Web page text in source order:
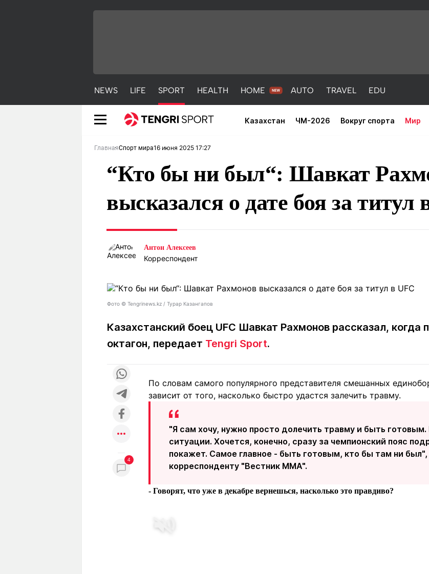
NEWS LIFE SPORT HEALTH HOME AUTO TRAVEL EDU
Казахстан ЧМ-2026 Вокруг спорта Мир
Погода
Рейтинги
Гороскопы
HEALTH
О проекте Контакты редакции
Редакция
+7 (777) 001 44 99
Реклама
ГлавнаяСпорт мира16 июня 2025 17:27
“Кто бы ни был“: Шавкат
высказался о дате боя за титул
Антон Алексеев
Корреспондент
Фото ©️ Tengrinews.kz / Турар Казангапов
Казахстанский боец UFC Шавкат Рахмонов рассказал, когда
октагон, передает Tengri Sport.
4
По словам самого популярного представителя смешанных
зависит от того, насколько быстро удастся залечить травму.
"Я сам хочу, нужно просто долечить травму и быть
ситуации. Хочется, конечно, сразу за чемпионский пояс
покажет. Самое главное - быть готовым, кто бы там ни
корреспонденту "Вестник MMA".
- Говорят, что уже в декабре вернешься, насколько это правдиво?